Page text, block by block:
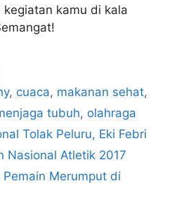
kamu di kala
, cuaca, makanan sehat,
tubuh, olahraga
Tolak Peluru, Eki Febri
Nasional Atletik 2017
Pemain Merumput di